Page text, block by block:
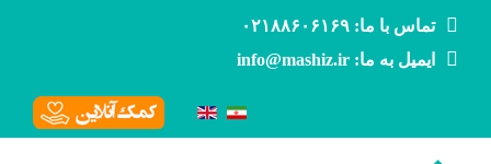
تماس با ما: ۰۲۱۸۸۶۰۶۱۶۹
ایمیل به ما: info@mashiz.ir